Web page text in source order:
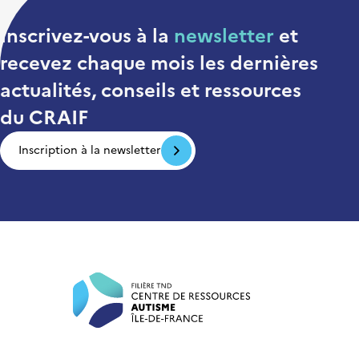
Inscrivez-vous à la newsletter et
recevez chaque mois les dernières
actualités, conseils et ressources
du CRAIF
Inscription à la newsletter